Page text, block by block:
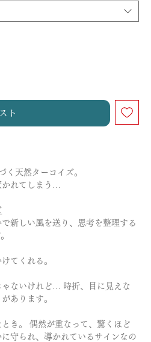
ト
く天然ターコイズ。
れてしまう…
新しい風を送り、思考を整理する
てくれる。
ないけれど… 時折、目に見えな
あります。
き。 偶然が重なって、驚くほど
守られ、導かれているサインなの